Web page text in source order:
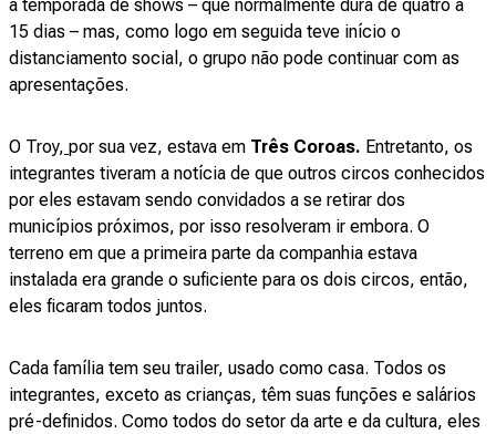
a temporada de shows – que normalmente dura de quatro a
15 dias – mas, como logo em seguida teve início o
distanciamento social, o grupo não pode continuar com as
apresentações.
O Troy, por sua vez, estava em Três Coroas. Entretanto, os
integrantes tiveram a notícia de que outros circos conhecidos
por eles estavam sendo convidados a se retirar dos
municípios próximos, por isso resolveram ir embora. O
terreno em que a primeira parte da companhia estava
instalada era grande o suficiente para os dois circos, então,
eles ficaram todos juntos.
Cada família tem seu trailer, usado como casa. Todos os
integrantes, exceto as crianças, têm suas funções e salários
pré-definidos. Como todos do setor da arte e da cultura, eles